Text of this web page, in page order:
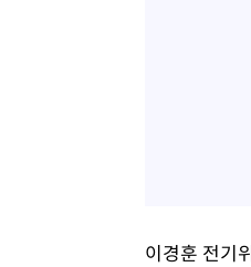
이경훈 전기